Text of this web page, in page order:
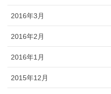
2016年3月
2016年2月
2016年1月
2015年12月